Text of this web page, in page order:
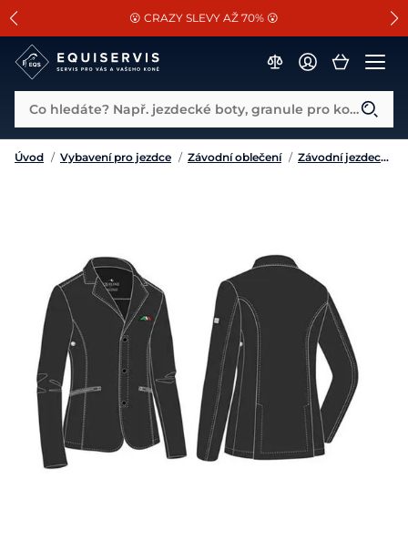
SLEVA 13% na vše od Cassini!
😮 CRAZY SLEVY AŽ 70% 😮
📐Pasování a doplňky k vybraným sedlům ZDARMA 🐴
Co hledáte? Např. jezdecké boty, granule pro koně...
Úvod / Vybavení pro jezdce / Závodní oblečení / Závodní jezdecká saka